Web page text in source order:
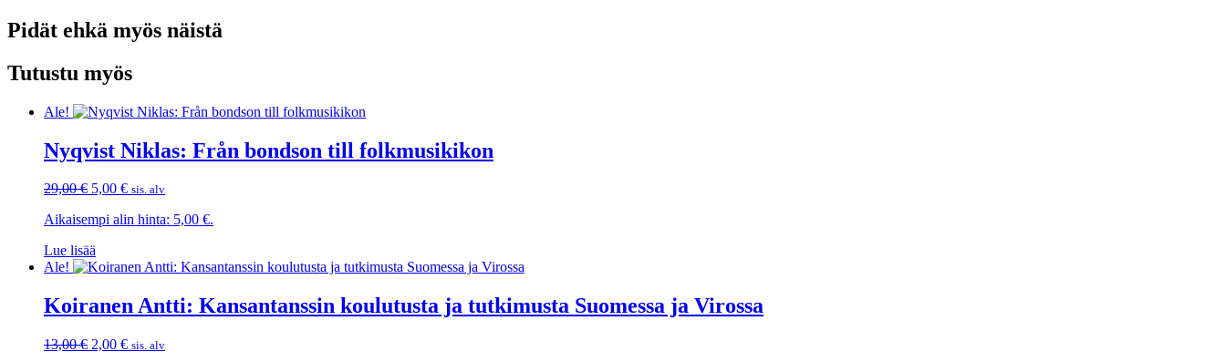
Pidät ehkä myös näistä
Tutustu myös
Ale!
Nyqvist Niklas: Från bondson till folkmusikikon
29,00€ Alkuperäinen
oli:
5,00 €Nykyinen
on:
sis. alv
Aikaisempi alin hinta: 5,00 €.
Lue lisää
Ale!
Koiranen Antti: Kansantanssin koulutusta ja tutkimusta Suomessa ja Virossa
13,00€ Alkuperäinen
2,00 €Nykyinen
sis. alv